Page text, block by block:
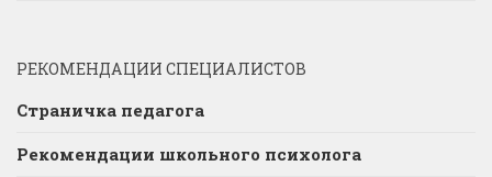
РЕКОМЕНДАЦИИ СПЕЦИАЛИСТОВ
Страничка педагога
Рекомендации школьного психолога